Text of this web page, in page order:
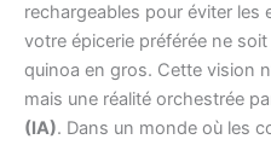
rechargeables pour éviter les
votre épicerie préférée ne
quinoa en gros. Cette vision
mais une réalité orchestrée
(IA). Dans un monde où les